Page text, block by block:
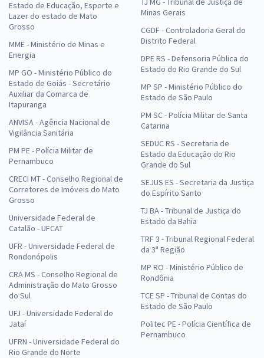
Estado de Educação, Esporte e
Lazer do estado de Mato
Grosso
MME - Ministério de Minas e
Energia
MP GO - Ministério Público do
Estado de Goiás - Secretário
Auxiliar da Comarca de
Itapuranga
ANVISA - Agência Nacional de
Vigilância Sanitária
PM PE - Polícia Militar de
Pernambuco
CRECI MT - Conselho Regional de
Corretores de Imóveis do Mato
Grosso
Universidade Federal de
Catalão - UFCAT
UFR - Universidade Federal de
Rondonópolis
CRA MS - Conselho Regional de
Administração do Mato Grosso
do Sul
UFJ - Universidade Federal de
Jataí
UFRN - Universidade Federal do
Rio Grande do Norte
Minas Gerais
CGDF - Controladoria Geral do
Distrito Federal
DPE RS - Defensoria Pública do
Estado do Rio Grande do Sul
MP SP - Ministério Público do
Estado de São Paulo
PM SC - Polícia Militar de Santa
Catarina
SEDUC RS - Secretaria de
Estado da Educação do Rio
Grande do Sul
SEJUS ES - Secretaria da Justiça
do Espírito Santo
TJ BA - Tribunal de Justiça do
Estado da Bahia
TRF 3 - Tribunal Regional Federal
da 3ª Região
MP RO - Ministério Público de
Rondônia
TCE SP - Tribunal de Contas do
Estado de São Paulo
Politec PE - Polícia Científica de
Pernambuco